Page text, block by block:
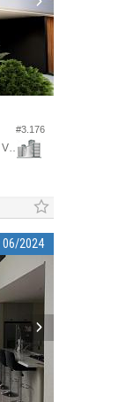
#3.176
Casa no Condomínio Caledônia Private Village
06/2024